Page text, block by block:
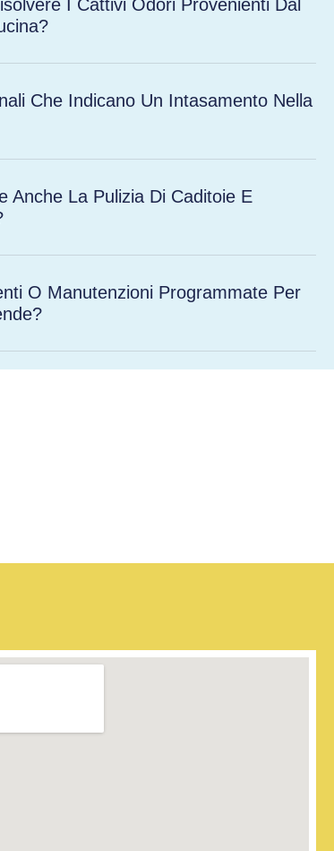
I Cattivi Odori Provenienti Dal
Che Indicano Un Intasamento Nella
Anche La Pulizia Di Caditoie E
O Manutenzioni Programmate Per